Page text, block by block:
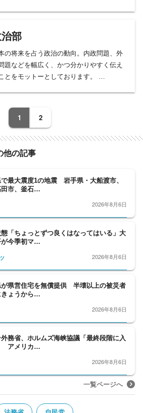
部
の将来を占う政治の動向。内政問題、外
題などを幅広く、かつ分かりやすく伝え
とをモットーとしております。
、野党クラブは、中道改革連合、立憲民主
、国民民主党、公明党など野党勢を取材。
府担当は、少子化問題から、宇宙、化学
る。外務省クラブは、日々刻々と変化す
いる。政界から財界、官界まで、政治部
材分野は広いと言えます。
1 2
他の記事
最大震度1の地震 岩手県・大船渡市、
田市、釜石…
2026年8月6日
態「ちょっとずつ良くはなってはいる」大
が今季初マ…
2026年8月6日
が県営住宅を無償提供 半壊以上の被災者
きょうから…
2026年8月6日
務省、ホルムズ海峡協議「最終段階に入
アメリカ…
2026年8月6日
一覧ページへ